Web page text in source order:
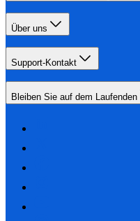
Über uns
Support-Kontakt
Bleiben Sie auf dem Laufenden